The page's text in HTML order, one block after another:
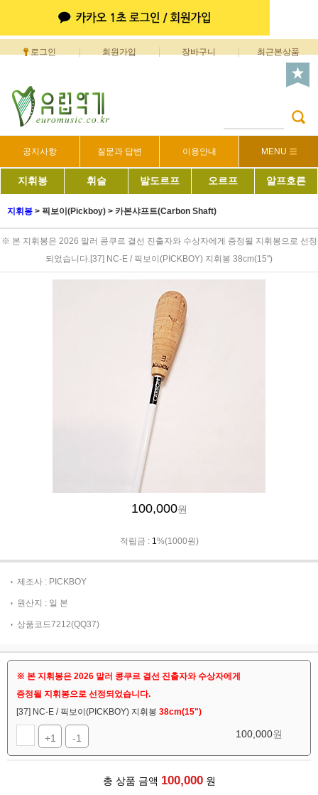
로그인 회원가입 장바구니 최근본상품
공지사항 질문과 답변 이용안내 MENU
지휘봉 휘슬 발도르프 오르프 알프호른
지휘봉 > 픽보이(Pickboy) > 카본샤프트(Carbon Shaft)
※ 본 지휘봉은 2026 말러 콩쿠르 결선 진출자와 수상자에게 증정될 지휘봉으로 선정
되었습니다.[37] NC-E / 픽보이(PICKBOY) 지휘봉 38cm(15")
100,000원
적립금 : 1%(1000원)
제조사 : PICKBOY
원산지 : 일 본
상품코드7212(QQ37)
※ 본 지휘봉은 2026 말러 콩쿠르 결선 진출자와 수상자에게
증정될 지휘봉으로 선정되었습니다.
[37] NC-E / 픽보이(PICKBOY) 지휘봉 38cm(15")
+1 -1 100,000원
총 상품 금액 100,000 원